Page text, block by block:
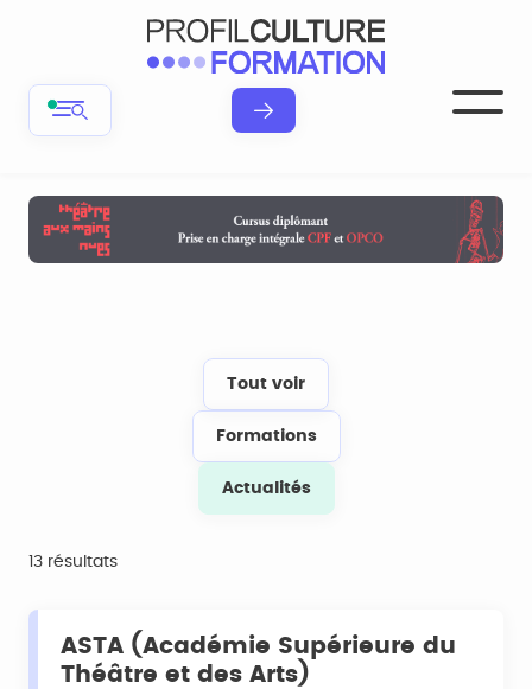
Tout voir
Formations
Actualités
13 résultats
ASTA (Académie Supérieure du
Théâtre et des Arts)